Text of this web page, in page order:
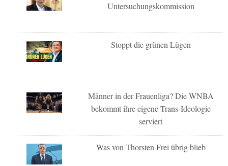
Untersuchungskommission
Stoppt die grünen Lügen
Männer in der Frauenliga? Die WNBA
bekommt ihre eigene Trans-Ideologie
serviert
Was von Thorsten Frei übrig blieb